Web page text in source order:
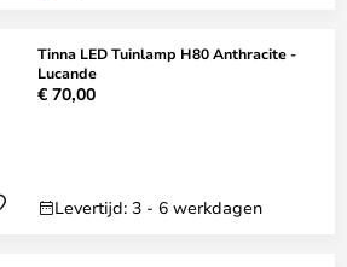
Tinna LED Tuinlamp H80 Anthracite -
Lucande
€ 70,00
Levertijd: 3 - 6 werkdagen